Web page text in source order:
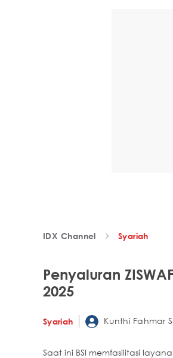
IDX Channel Syariah
Penyaluran
2025
Syariah Kunthi Fahmar
Saat ini BSI memfasilitasi